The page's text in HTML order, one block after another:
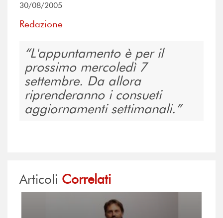
30/08/2005
Redazione
L'appuntamento è per il
prossimo mercoledì 7
settembre. Da allora
riprenderanno i consueti
aggiornamenti settimanali.
Articoli Correlati